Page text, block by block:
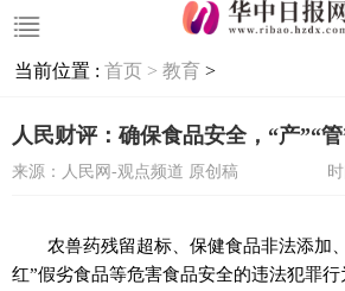
当前位置 : 首页 > 教育 >
人民财评：确保食品安全，“产”“
来源：人民网-观点频道 原创稿
农兽药残留超标、保健食品非法添加
红”假劣食品等危害食品安全的违法犯罪